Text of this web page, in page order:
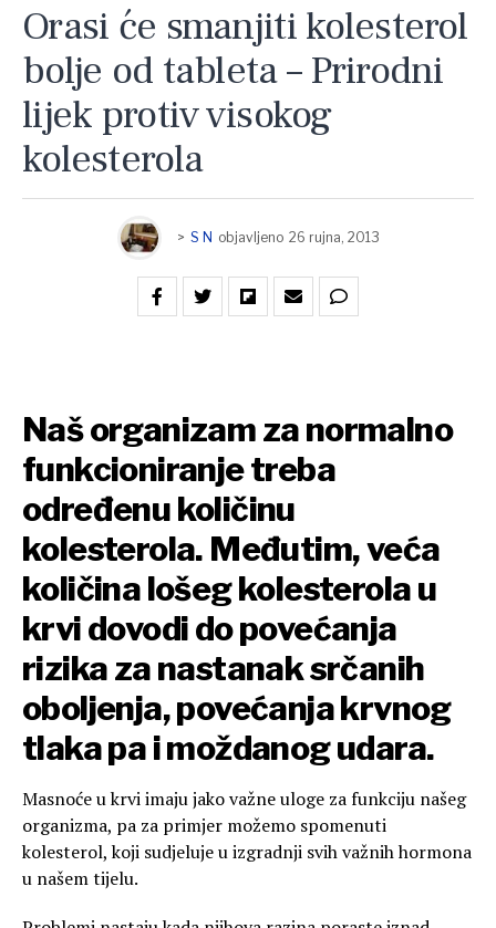
Orasi će smanjiti kolesterol
bolje od tableta – Prirodni
lijek protiv visokog
kolesterola
> S N objavljeno 26 rujna, 2013
Naš organizam za normalno
funkcioniranje treba
određenu količinu
kolesterola. Međutim, veća
količina lošeg kolesterola u
krvi dovodi do povećanja
rizika za nastanak srčanih
oboljenja, povećanja krvnog
tlaka pa i moždanog udara.
Masnoće u krvi imaju jako važne uloge za funkciju našeg
organizma, pa za primjer možemo spomenuti
kolesterol, koji sudjeluje u izgradnji svih važnih hormona
u našem tijelu.